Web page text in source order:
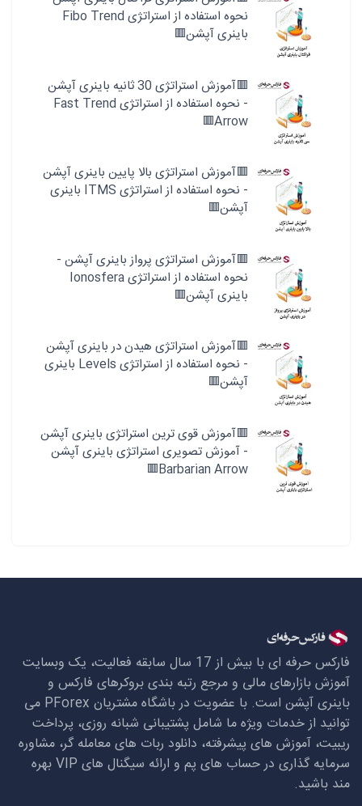
نحوه استفاده از استراتژی Fibo Trend
باینری آپشن🟥
🟥آموزش استراتژی 30 ثانیه باینری آپشن
- نحوه استفاده از استراتژی Fast Trend
Arrow🟥
🟥آموزش استراتژی بالا پایین باینری آپشن
- نحوه استفاده از استراتژی ITMS باینری
آپشن🟥
🟥آموزش استراتژی پرواز باینری آپشن -
نحوه استفاده از استراتژی Ionosfera
باینری آپشن🟥
🟥آموزش استراتژی هیدن در باینری آپشن
- نحوه استفاده از استراتژی Levels باینری
آپشن🟥
🟥آموزش قوی ترین استراتژی باینری آپشن
- آموزش تصویری استراتژی باینری آپشن
Barbarian Arrow🟥
فارکس حرفه ای با بیش از 17 سال سابقه فعالیت، یک وبسایت
آموزش بازارهای مالی و مرجع رتبه بندی بروکرهای فارکس و
باینری آپشن است. با عضویت در باشگاه مشتریان PForex می
توانید از خدمات ویژه ما شامل پشتیبانی شبانه روزی، پرداخت
ریبیت، آموزش های پیشرفته، دانلود ربات های معامله گر، مشاوره
سرمایه گذاری در حساب های پم و ارائه سیگنال های VIPبهره
مند باشید.